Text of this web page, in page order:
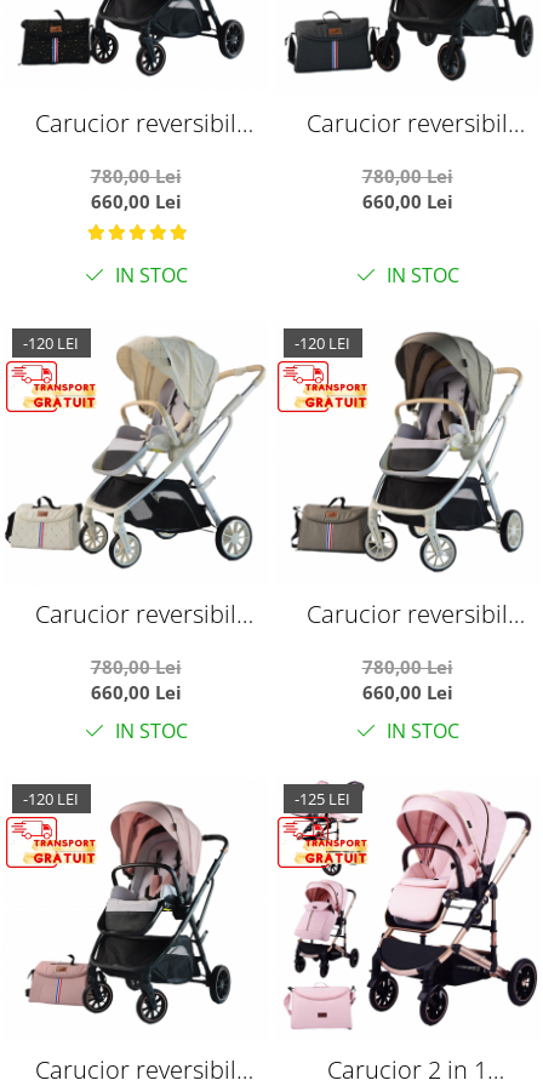
Carucior reversibil
0-36 luni, C7 Negru cu
auriu
780,00 Lei
660,00 Lei
IN STOC
Carucior reversibil
0-36 luni, C7 Gri
780,00 Lei
660,00 Lei
IN STOC
-120 LEI
Carucior reversibil
0-36 luni, C7 Alb
780,00 Lei
660,00 Lei
IN STOC
-120 LEI
Carucior reversibil
0-36 luni, C7 Verde
780,00 Lei
660,00 Lei
IN STOC
-120 LEI
Carucior reversibil
-125 LEI
Carucior 2 in 1